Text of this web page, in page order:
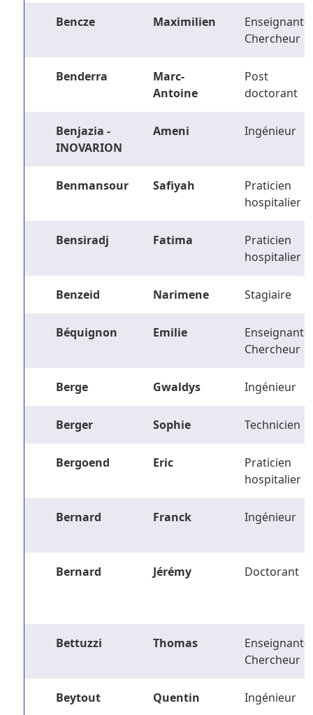
Bencze Maximilien
Enseignant-
Chercheur
Benderra
Marc-
Antoine
Post
doctorant
Benjazia -
INOVARION
Ameni Ingénieur
Benmansour Safiyah
Praticien
hospitalier
Bensiradj Fatima
Praticien
hospitalier
Benzeid Narimene Stagiaire
Béquignon Emilie
Enseignant-
Chercheur
Berge Gwaldys Ingénieur
Berger Sophie Technicien
Bergoend Eric
Praticien
hospitalier
Bernard Franck Ingénieur
Bernard Jérémy Doctorant
Bettuzzi Thomas
Enseignant-
Chercheur
Beytout Quentin Ingénieur